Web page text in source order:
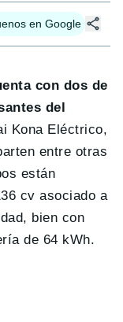
en Google
con dos de
del
Kona Eléctrico,
entre otras
están
cv asociado a
bien con
de 64 kWh.